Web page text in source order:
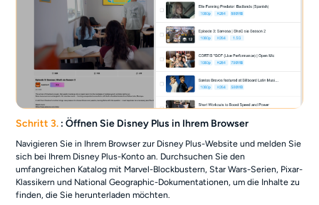
Schritt 3. : Öffnen Sie Disney Plus in Ihrem Browser
Navigieren Sie in Ihrem Browser zur Disney Plus-Website und melden Sie
sich bei Ihrem Disney Plus-Konto an. Durchsuchen Sie den
umfangreichen Katalog mit Marvel-Blockbustern, Star Wars-Serien, Pixar-
Klassikern und National Geographic-Dokumentationen, um die Inhalte zu
finden, die Sie herunterladen möchten.